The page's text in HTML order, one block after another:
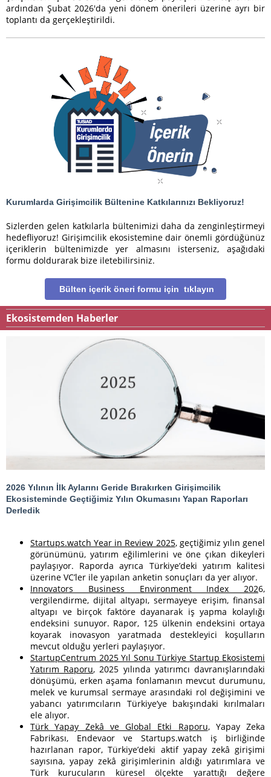
ardından Şubat 2026'da yeni dönem önerileri üzerine ayrı bir
toplantı da gerçekleştirildi.
Kurumlarda Girişimcilik Bültenine Katkılarınızı Bekliyoruz!
Sizlerden gelen katkılarla bültenimizi daha da zenginleştirmeyi
hedefliyoruz! Girişimcilik ekosistemine dair önemli gördüğünüz
içeriklerin bültenimizde yer almasını isterseniz, aşağıdaki
formu doldurarak bize iletebilirsiniz.
Bülten içerik öneri formu için tıklayın
Ekosistemden Haberler
2026 Yılının İlk Aylarını Geride Bırakırken Girişimcilik
Ekosisteminde Geçtiğimiz Yılın Okumasını Yapan Raporları
Derledik
Startups.watch Year in Review 2025, geçtiğimiz yılın genel
görünümünü, yatırım eğilimlerini ve öne çıkan dikeyleri
paylaşıyor. Raporda ayrıca Türkiye’deki yatırım kalitesi
üzerine VC’ler ile yapılan anketin sonuçları da yer alıyor.
Innovators Business Environment Index 2026,
vergilendirme, dijital altyapı, sermayeye erişim, finansal
altyapı ve birçok faktöre dayanarak iş yapma kolaylığı
endeksini sunuyor. Rapor, 125 ülkenin endeksini ortaya
koyarak inovasyon yaratmada destekleyici koşulların
mevcut olduğu yerleri paylaşıyor.
StartupCentrum 2025 Yıl Sonu Türkiye Startup Ekosistemi
Yatırım Raporu, 2025 yılında yatırımcı davranışlarındaki
dönüşümü, erken aşama fonlamanın mevcut durumunu,
melek ve kurumsal sermaye arasındaki rol değişimini ve
yabancı yatırımcıların Türkiye’ye bakışındaki kırılmaları
ele alıyor.
Türk Yapay Zekâ ve Global Etki Raporu, Yapay Zeka
Fabrikası, Endevaor ve Startups.watch iş birliğinde
hazırlanan rapor, Türkiye’deki aktif yapay zekâ girişimi
sayısına, yapay zekâ girişimlerinin aldığı yatırımlara ve
Türk kurucuların küresel ölçekte yarattığı değere